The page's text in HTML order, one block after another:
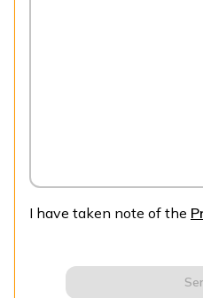
I have taken note of the